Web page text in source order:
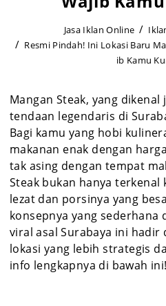
Jasa Iklan Online
Resmi Pindah! Ini Lokasi Baru
ib Kamu
Mangan Steak, yang dikenal
tendaan legendaris di
Bagi kamu yang hobi
makanan enak dengan
tak asing dengan tempat
Steak bukan hanya terkenal
lezat dan porsinya yang
konsepnya yang sederhana
viral asal Surabaya ini hadir
lokasi yang lebih strategis
info lengkapnya di bawah ini!